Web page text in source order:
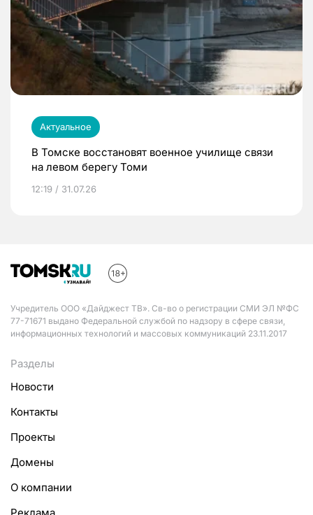
Актуальное
В Томске восстановят военное училище связи
на левом берегу Томи
12:19 / 31.07.26
Учредитель ООО «Дайджест ТВ». Св-во о регистрации СМИ ЭЛ №ФС
77-71671 выдано Федеральной службой по надзору в сфере связи,
информационных технологий и массовых коммуникаций 23.11.2017
Разделы
Новости
Контакты
Проекты
Домены
О компании